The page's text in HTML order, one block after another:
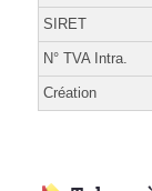
SIRET
N° TVA Intra.
Création